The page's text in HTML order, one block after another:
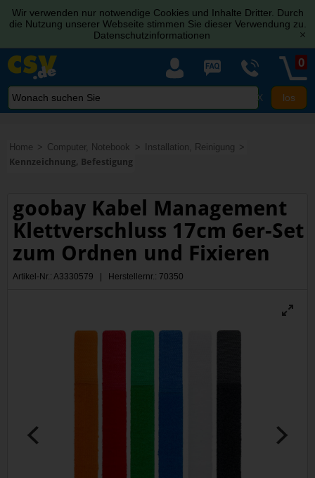
Wir verwenden nur notwendige Cookies und Inhalte Dritter. Durch
die Nutzung unserer Webseite stimmen Sie dieser Verwendung zu.
Datenschutzinformationen
[x]
X
0
Home Computer, Notebook
Installation, Reinigung
Kennzeichnung, Befestigung
goobay Kabel Management
Klettverschluss 17cm 6er-Set
zum Ordnen und Fixieren
Artikel-Nr.: A3330579 | Herstellernr.: 70350